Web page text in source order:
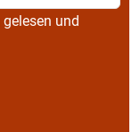
gelesen und